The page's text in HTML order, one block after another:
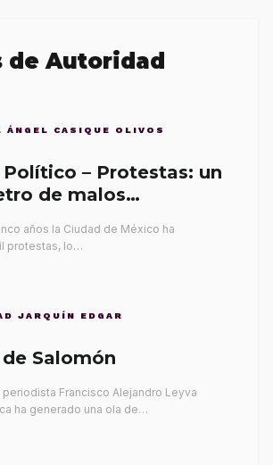
de Autoridad
ÁNGEL CASIQUE OLIVOS
– Protestas: un
de malos
años la Ciudad de México ha
protestas, lo…
JARQUÍN EDGAR
Salomón
periodista Francisco Alejandro Leyva
ha generado una ola de…